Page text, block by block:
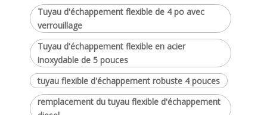
Tuyau d'échappement flexible de 4 po avec
verrouillage
Tuyau d'échappement flexible en acier
inoxydable de 5 pouces
tuyau flexible d'échappement robuste 4 pouces
remplacement du tuyau flexible d'échappement